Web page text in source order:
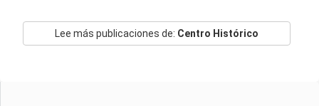
Lee más publicaciones de: Centro Histórico